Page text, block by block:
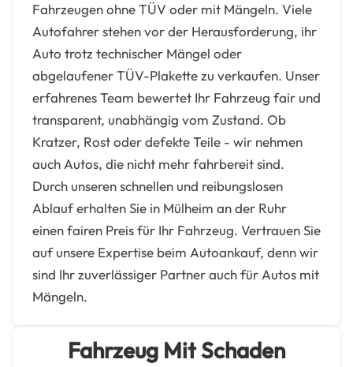
Fahrzeugen ohne TÜV oder mit Mängeln. Viele
Autofahrer stehen vor der Herausforderung, ihr
Auto trotz technischer Mängel oder
abgelaufener TÜV-Plakette zu verkaufen. Unser
erfahrenes Team bewertet Ihr Fahrzeug fair und
transparent, unabhängig vom Zustand. Ob
Kratzer, Rost oder defekte Teile - wir nehmen
auch Autos, die nicht mehr fahrbereit sind.
Durch unseren schnellen und reibungslosen
Ablauf erhalten Sie in Mülheim an der Ruhr
einen fairen Preis für Ihr Fahrzeug. Vertrauen Sie
auf unsere Expertise beim Autoankauf, denn wir
sind Ihr zuverlässiger Partner auch für Autos mit
Mängeln.
Fahrzeug Mit Schaden